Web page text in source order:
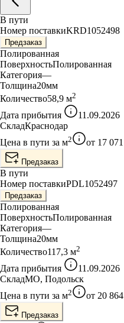
В пути
Номер поставкиKRD1052498
Предзаказ
Полированная
ПоверхностьПолированная
Категория—
Толщина20мм
Количество58,9 м2
Дата прибытия
11.09.2026
СкладКраснодар
Цена в пути за м2 от 17 071
Предзаказ
В пути
Номер поставкиPDL1052497
Предзаказ
Полированная
ПоверхностьПолированная
Категория—
Толщина20мм
Количество117,3 м2
Дата прибытия
11.09.2026
СкладМО, Подольск
Цена в пути за м2 от 20 864
Предзаказ